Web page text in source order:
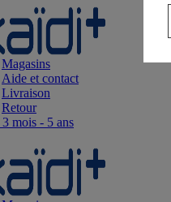
Magasins
Aide et contact
Livraison
Retour
3 mois - 5 ans